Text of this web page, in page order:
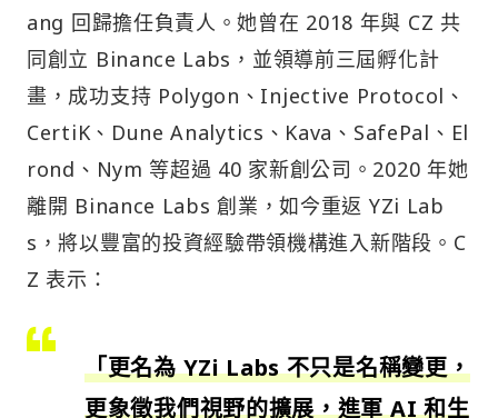
ang 回歸擔任負責人。她曾在 2018 年與 CZ 共
同創立 Binance Labs，並領導前三屆孵化計
畫，成功支持 Polygon、Injective Protocol、
CertiK、Dune Analytics、Kava、SafePal、El
rond、Nym 等超過 40 家新創公司。2020 年她
離開 Binance Labs 創業，如今重返 YZi Lab
s，將以豐富的投資經驗帶領機構進入新階段。C
Z 表示：
「更名為 YZi Labs 不只是名稱變更，
更象徵我們視野的擴展，進軍 AI 和生